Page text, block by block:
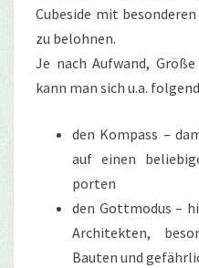
Cubeside mit
zu belohnen.
Je nach Aufwand,
kann man sich u.a.
den Kompass –
auf einen
porten
den Gottmodus –
Architekten,
Bauten und